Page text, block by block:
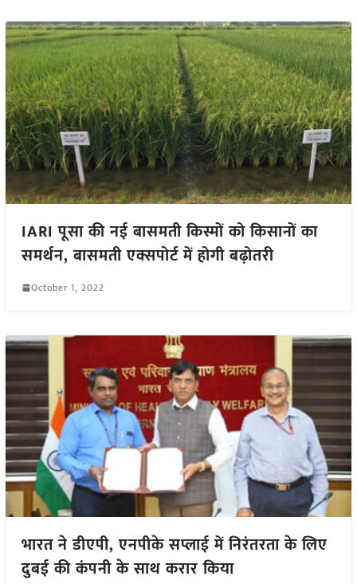
IARI पूसा की नई बासमती किस्मों को किसानों का
समर्थन, बासमती एक्सपोर्ट में होगी बढ़ोतरी
October 1, 2022
भारत ने डीएपी, एनपीके सप्लाई में निरंतरता के लिए
दुबई की कंपनी के साथ करार किया